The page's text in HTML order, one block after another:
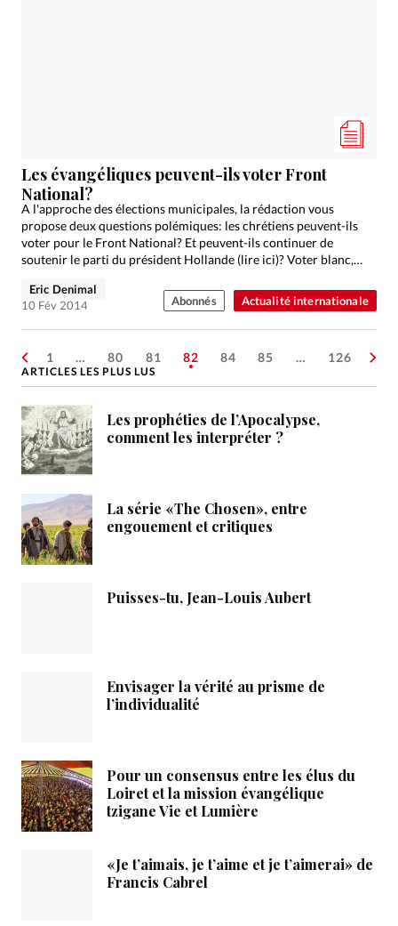
Actualité internationale
Les évangéliques peuvent-ils voter Front
National?
A l'approche des élections municipales, la rédaction vous
propose deux questions polémiques: les chrétiens peuvent-ils
voter pour le Front National? Et peuvent-ils continuer de
soutenir le parti du président Hollande (lire ici)? Voter blanc,
Eric Denimal
10 Fév 2014
Abonnés
1 … 80 81 82 84 85 … 126
ARTICLES LES PLUS LUS
Les prophéties de l’Apocalypse,
comment les interpréter ?
La série «The Chosen», entre
engouement et critiques
Puisses-tu, Jean-Louis Aubert
Envisager la vérité au prisme de
l’individualité
Pour un consensus entre les élus du
Loiret et la mission évangélique
tzigane Vie et Lumière
«Je t’aimais, je t’aime et je t’aimerai» de
Francis Cabrel